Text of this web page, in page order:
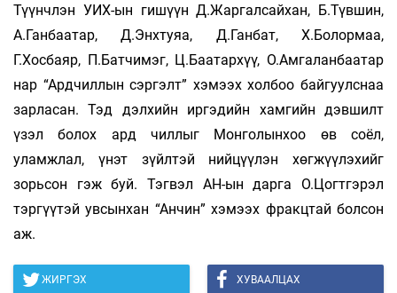
Түүнчлэн УИХ-ын гишүүн Д.Жаргалсайхан, Б.Түвшин,
А.Ганбаатар, Д.Энхтуяа, Д.Ганбат, Х.Болормаа,
Г.Хосбаяр, П.Батчимэг, Ц.Баатархүү, О.Амгаланбаатар
нар “Ардчиллын сэргэлт” хэмээх холбоо байгуулснаа
зарласан. Тэд дэлхийн иргэдийн хамгийн дэвшилт
үзэл болох ард­ чиллыг Монголынхоо өв соёл,
уламжлал, үнэт зүйлтэй нийцүүлэн хөгжүүлэхийг
зорьсон гэж буй. Тэгвэл АН-ын дарга О.Цогтгэрэл
тэргүүтэй увсынхан “Анчин” хэмээх фракцтай болсон
аж.
ЖИРГЭХ ХУВААЛЦАХ